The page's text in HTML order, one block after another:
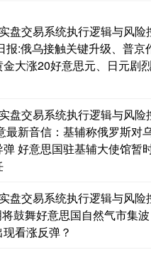
229.69 +0.10 +0.04%
盘交易系统执行逻辑与风险
报:俄乌接触关键升级、普京
大涨20好意思元、日元剧烈
盘交易系统执行逻辑与风险
最新音信：基辅称俄罗斯对
好意思国驻基辅大使馆暂
盘交易系统执行逻辑与风险
鼓舞好意思国自然气市集波
看涨反弹？